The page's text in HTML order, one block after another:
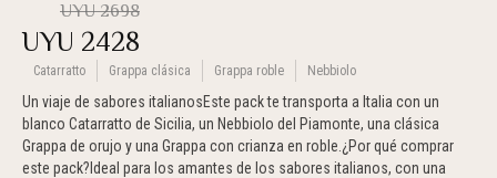
UYU 2698
UYU 2428
Catarratto Grappa clásica Grappa roble Nebbiolo
Un viaje de sabores italianosEste pack te transporta a Italia con un
blanco Catarratto de Sicilia, un Nebbiolo del Piamonte, una clásica
Grappa de orujo y una Grappa con crianza en roble.¿Por qué comprar
este pack?Ideal para los amantes de los sabores italianos, con una